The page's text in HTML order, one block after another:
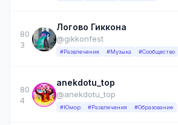
80
3
Логово Гиккона
@gikkonfest
#Развлечения #Музыка #Сообщество
80
4
anekdotu_top
@anekdotu_top
#Юмор #Развлечения #Образование